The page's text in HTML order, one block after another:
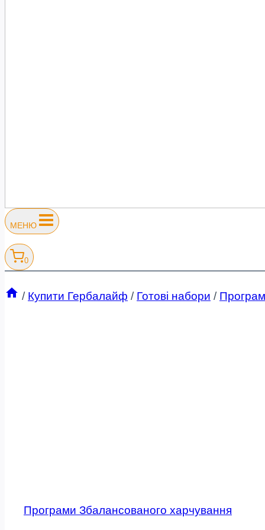
МЕНЮ
0
/ Купити Гербалайф / Готові набори /
Програми Збалансованого харчування